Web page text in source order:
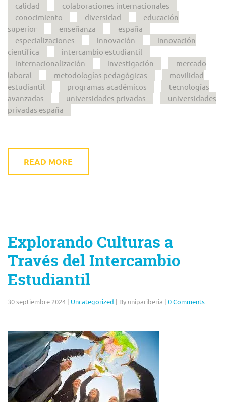
calidad
colaboraciones internacionales
conocimiento
diversidad
educación
superior
enseñanza
españa
especializaciones
innovación
innovación
científica
intercambio estudiantil
internacionalización
investigación
mercado
laboral
metodologías pedagógicas
movilidad
estudiantil
programas académicos
tecnologías
avanzadas
universidades privadas
universidades
privadas españa
READ MORE
Explorando Culturas a
Través del Intercambio
Estudiantil
30 septiembre 2024 | Uncategorized | By unipariberia | 0 Comments